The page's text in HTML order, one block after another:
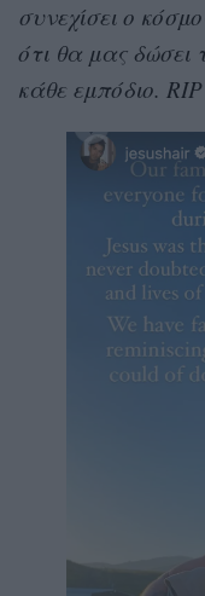
συνεχίσει ο
ότι θα μας
κάθε εμπόδιο.